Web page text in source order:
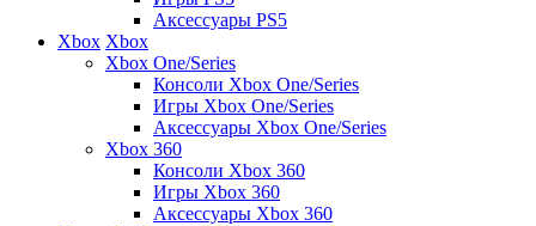
Аксессуары PS5
Xbox Xbox
Xbox One/Series
Консоли Xbox One/Series
Игры Xbox One/Series
Аксессуары Xbox One/Series
Xbox 360
Консоли Xbox 360
Игры Xbox 360
Аксессуары Xbox 360